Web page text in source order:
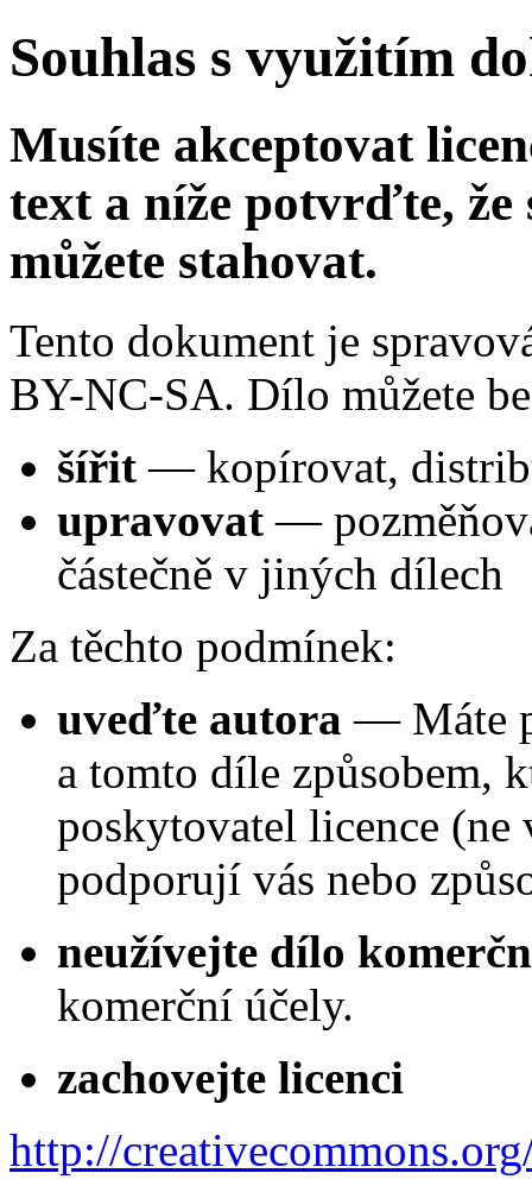
Souhlas s využitím
Musíte akceptovat
text a níže potvrďte, že
můžete stahovat.
Tento dokument je
BY-NC-SA. Dílo můžete
šířit — kopírovat,
upravovat —
částečně v jiných dílech
Za těchto podmínek:
uveďte autora — Máte
a tomto díle způsobem,
poskytovatel licence
podporují vás nebo
neužívejte dílo
komerční účely.
zachovejte licenci
http://